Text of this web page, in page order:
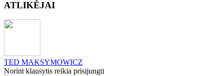
ATLIKĖJAI
TED MAKSYMOWICZ
Norint klausytis reikia prisijungti